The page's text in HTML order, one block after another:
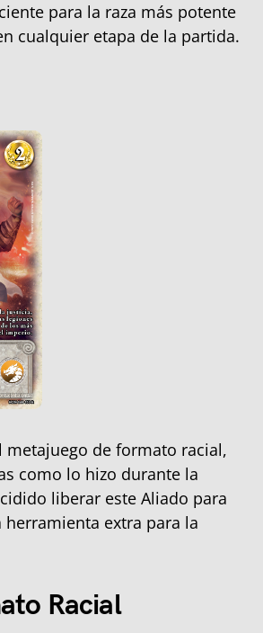
para la raza más potente
cualquier etapa de la partida.
metajuego de formato racial,
como lo hizo durante la
liberar este Aliado para
herramienta extra para la
Racial